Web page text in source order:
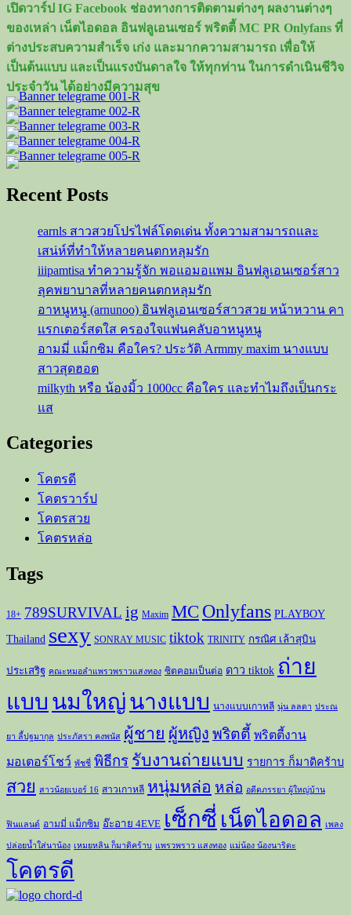
เปิดวาร์ป IG Facebook ช่องทางการติดตามต่างๆ ผลงานต่างๆ
ของเหล่า เน็ตไอดอล อินฟลูเอนเซอร์ พริตตี้ MC PR Onlyfans ที่
ต่างประสบความสำเร็จ เก่ง และมากความสามารถ เพื่อให้
เป็นต้นแบบ และเป็นแรงบันดาลใจ ให้ทุกท่าน ในการดำเนินชีวิจ
ประจำวัน ได้อย่างมีความสุข
Recent Posts
earnls สาวสวยโปรไฟล์โดดเด่น ทั้งความสามารถและ
เสน่ห์ที่ทำให้หลายคนตกหลุมรัก
iiipamtisa ทำความรู้จัก พอแอมอแพม อินฟลูเอนเซอร์สาว
ลุคพยาบาลที่หลายคนตกหลุมรัก
อาหนูหนู (arnunoo) อินฟลูเอนเซอร์สาวสวย หน้าหวาน คา
แรกเตอร์สดใส ครองใจแฟนคลับอาหนูหนู
อามมี่ แม็กซิม คือใคร? ประวัติ Armmy maxim นางแบบ
สาวสุดฮอต
milkyth หรือ น้องมิ้ว 1000cc คือใคร และทำไมถึงเป็นกระ
แส
Categories
โคตรดี
โคตรวาร์ป
โคตรสวย
โคตรหล่อ
Tags
18+ 789SURVIVAL ig Maxim MC Onlyfans PLAYBOY
Thailand sexy SONRAY MUSIC tiktok TRINITY กรณิศ เล้าสุบิน
ประเสริฐ คณะหมอลำแพรวพราวแสงทอง ซิตคอมเป็นต่อ ดาว tiktok ถ่าย
แบบ นมใหญ่นางแบบ นางแบบเกาหลี นุ่น ลลดา ประณ
ยา ลี้ปฐมากุล ประภัสรา คงพนัส ผู้ชาย ผู้หญิง พริตตี้ พริตตี้งาน
มอเตอร์โชว์ พัชชี่ พิธีกร รับงานถ่ายแบบ รายการ ก็มาดิคร้าบ
สวย สาวน้อยเบอร์ 16 สาวเกาหลี หนุ่มหล่อ หล่อ อดีตภรรยา ผู้ใหญ่บ้าน
ฟินแลนด์ อามมี่ แม็กซิม อ๊ะอาย 4EVE เซ็กซี่ เน็ตไอดอล เพลง
ปล่อยน้ำใส่นาน้อง เหมยหลิน ก็มาดิคร้าบ แพรวพราว แสงทอง แม่น้อง น้องนาริตะ
โคตรดี